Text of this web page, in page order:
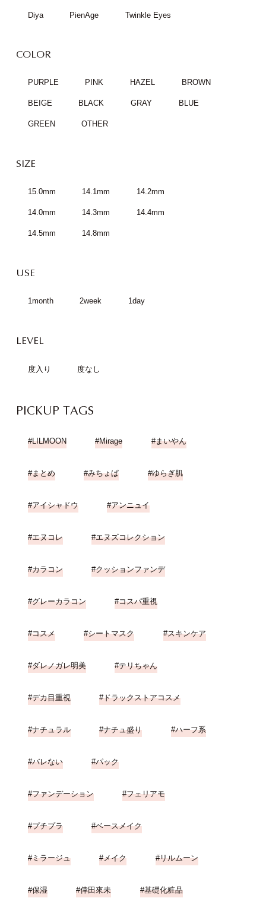
Diya PienAge Twinkle Eyes
COLOR
PURPLE PINK HAZEL BROWN
BEIGE BLACK GRAY BLUE
GREEN OTHER
SIZE
15.0mm 14.1mm 14.2mm
14.0mm 14.3mm 14.4mm
14.5mm 14.8mm
USE
1month 2week 1day
LEVEL
度入り 度なし
PICKUP TAGS
LILMOON Mirage まいやん
まとめ みちょぱ ゆらぎ肌
アイシャドウ アンニュイ
エヌコレ エヌズコレクション
カラコン クッションファンデ
グレーカラコン コスパ重視
コスメ シートマスク スキンケア
ダレノガレ明美 テリちゃん
デカ目重視 ドラックストアコスメ
ナチュラル ナチュ盛り ハーフ系
バレない パック
ファンデーション フェリアモ
プチプラ ベースメイク
ミラージュ メイク リルムーン
保湿 倖田來未 基礎化粧品